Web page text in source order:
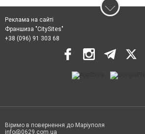
Реклама на сайті
Франшиза "CitySites"
+38 (096) 91 303 68
Віримо в повернення до Маріуполя
info@0629.com.ua